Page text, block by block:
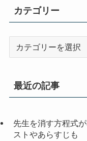
カテゴリー
リ
最近の記事
先生を消す方程式
ストやあらすじも